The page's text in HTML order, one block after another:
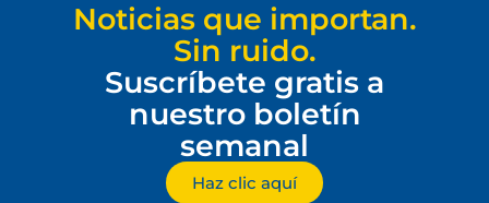
Noticias que importan.
Sin ruido.
Suscríbete gratis a
nuestro boletín
semanal
Haz clic aquí